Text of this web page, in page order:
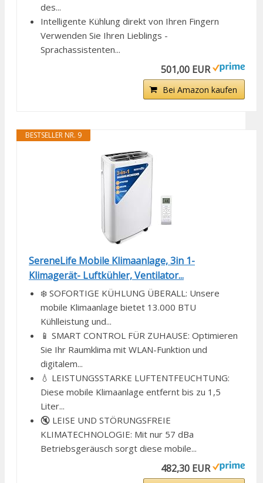
des...
Intelligente Kühlung direkt von Ihren Fingern
Verwenden Sie Ihren Lieblings -
Sprachassistenten...
501,00 EUR
Bei Amazon kaufen
BESTSELLER NR. 9
SereneLife Mobile Klimaanlage, 3in 1-
Klimagerät- Luftkühler, Ventilator...
❄️ SOFORTIGE KÜHLUNG ÜBERALL: Unsere
mobile Klimaanlage bietet 13.000 BTU
Kühlleistung und...
📱 SMART CONTROL FÜR ZUHAUSE: Optimieren
Sie Ihr Raumklima mit WLAN-Funktion und
digitalem...
💧 LEISTUNGSSTARKE LUFTENTFEUCHTUNG:
Diese mobile Klimaanlage entfernt bis zu 1,5
Liter...
🔇 LEISE UND STÖRUNGSFREIE
KLIMATECHNOLOGIE: Mit nur 57 dBa
Betriebsgeräusch sorgt diese mobile...
482,30 EUR